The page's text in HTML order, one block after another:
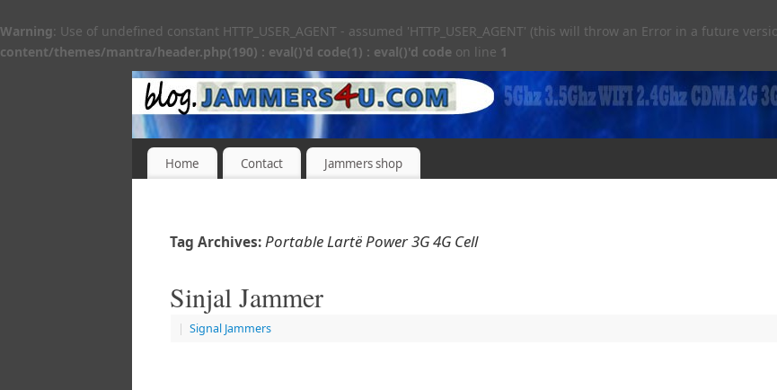
Warning: Use of undefined constant HTTP_USER_AGENT - assumed 'HTTP_USER_AGENT' (this will throw an Error in a future
content/themes/mantra/header.php(190) : eval()'d code(1) : eval()'d code on line 1
Home Contact Jammers shop
Tag Archives:Portable Lartë Power 3G 4G Cell
Sinjal Jammer
| Signal Jammers